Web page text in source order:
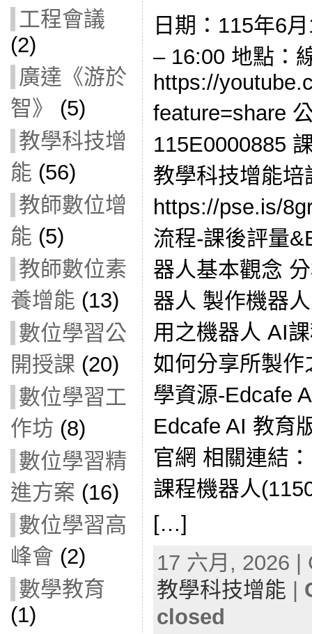
工程會議
(2)
廣達《游於
智》
(5)
教學科技增
能 (56)
教師數位增
能 (5)
教師數位素
養增能 (13)
數位學習公
開授課 (20)
數位學習工
作坊 (8)
數位學習精
進方案 (16)
數位學習高
峰會 (2)
數學教育
(1)
日期：115年6
– 16:00 地點：
https://
feature=share
115E0000885
教學科技增能
https://pse.is/
流程-課後評量
器人基本觀念
器人 製作機器
用之機器人 AI
如何分享所製
學資源-Edcafe
Edcafe AI 教育
官網 相關連結
課程機器人
[…]
17 六月, 2026
教學科技增能
closed